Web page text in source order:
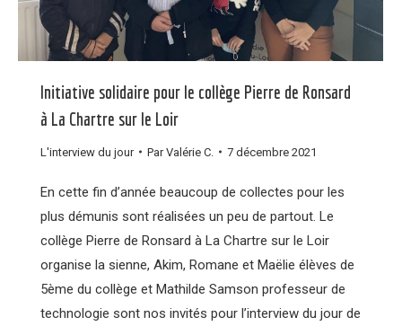
Initiative solidaire pour le collège Pierre de Ronsard
à La Chartre sur le Loir
L'interview du jour ParValérie C. 7 décembre 2021
En cette fin d’année beaucoup de collectes pour les
plus démunis sont réalisées un peu de partout. Le
collège Pierre de Ronsard à La Chartre sur le Loir
organise la sienne, Akim, Romane et Maëlie élèves de
5ème du collège et Mathilde Samson professeur de
technologie sont nos invités pour l’interview du jour de